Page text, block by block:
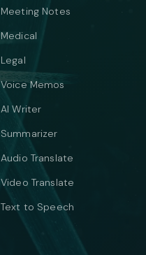
Meeting Notes
Medical
Legal
Voice Memos
AI Writer
Summarizer
Audio Translate
Video Translate
Text to Speech